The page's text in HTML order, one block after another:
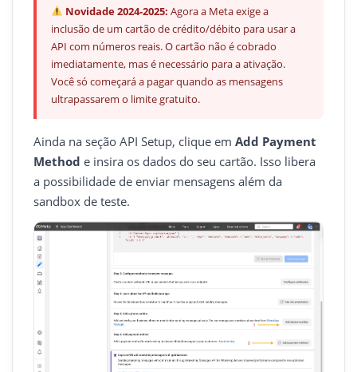
Novidade 2024-2025: Agora a Meta exige a
inclusão de um cartão de crédito/débito para usar a
API com números reais. O cartão não é cobrado
imediatamente, mas é necessário para a ativação.
Você só começará a pagar quando as mensagens
ultrapassarem o limite gratuito.
Ainda na seção API Setup, clique em Add Payment
Method e insira os dados do seu cartão. Isso libera
a possibilidade de enviar mensagens além da
sandbox de teste.